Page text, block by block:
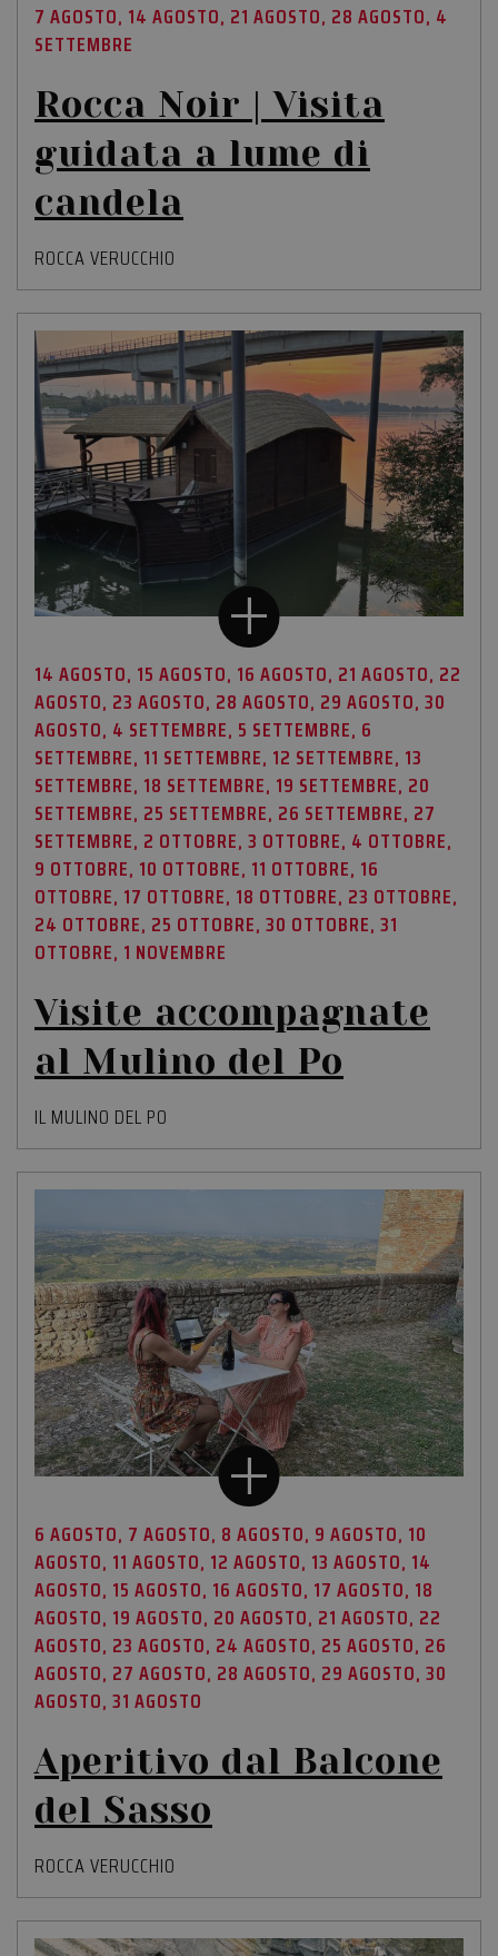
7 AGOSTO, 14 AGOSTO, 21 AGOSTO, 28 AGOSTO, 4
SETTEMBRE
Rocca Noir | Visita
guidata a lume di
candela
ROCCA VERUCCHIO
14 AGOSTO, 15 AGOSTO, 16 AGOSTO, 21 AGOSTO, 22
AGOSTO, 23 AGOSTO, 28 AGOSTO, 29 AGOSTO, 30
AGOSTO, 4 SETTEMBRE, 5 SETTEMBRE, 6
SETTEMBRE, 11 SETTEMBRE, 12 SETTEMBRE, 13
SETTEMBRE, 18 SETTEMBRE, 19 SETTEMBRE, 20
SETTEMBRE, 25 SETTEMBRE, 26 SETTEMBRE, 27
SETTEMBRE, 2 OTTOBRE, 3 OTTOBRE, 4 OTTOBRE,
9 OTTOBRE, 10 OTTOBRE, 11 OTTOBRE, 16
OTTOBRE, 17 OTTOBRE, 18 OTTOBRE, 23 OTTOBRE,
24 OTTOBRE, 25 OTTOBRE, 30 OTTOBRE, 31
OTTOBRE, 1 NOVEMBRE
Visite accompagnate
al Mulino del Po
IL MULINO DEL PO
6 AGOSTO, 7 AGOSTO, 8 AGOSTO, 9 AGOSTO, 10
AGOSTO, 11 AGOSTO, 12 AGOSTO, 13 AGOSTO, 14
AGOSTO, 15 AGOSTO, 16 AGOSTO, 17 AGOSTO, 18
AGOSTO, 19 AGOSTO, 20 AGOSTO, 21 AGOSTO, 22
AGOSTO, 23 AGOSTO, 24 AGOSTO, 25 AGOSTO, 26
AGOSTO, 27 AGOSTO, 28 AGOSTO, 29 AGOSTO, 30
AGOSTO, 31 AGOSTO
Aperitivo dal Balcone
del Sasso
ROCCA VERUCCHIO